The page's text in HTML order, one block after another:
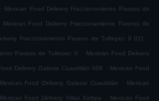
. Mexican Food Delivery Fraccionamiento Paseos de
Mexican Food Delivery Fraccionamiento Paseos de
Fraccionamiento Paseos de Tultepec II 011 .
Paseos de Tultepec II . Mexican Food Delivery
Delivery Galaxia Cuautitlán 006 . Mexican Food
Mexican Food Delivery Galaxia Cuautitlán . Mexican
Mexican Food Delivery Villas Xaltipa . Mexican Food